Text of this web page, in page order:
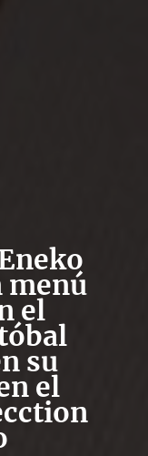
menú
el
su
el